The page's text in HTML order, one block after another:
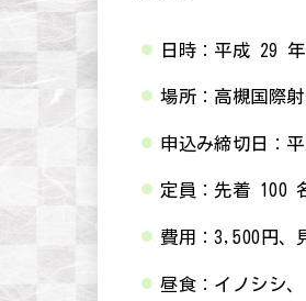
日時：平成 29
場所：高槻国際
申込み締切日：
定員：先着 100
費用：3,500円、
昼食：イノシシ